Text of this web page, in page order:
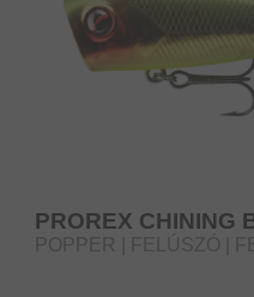
PROREX CHINING
POPPER | FELÚSZÓ |